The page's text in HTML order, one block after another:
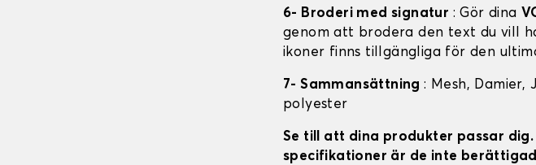
6- Broderi med signatur : Gör dina
genom att brodera den text du vill
ikoner finns tillgängliga för den
7- Sammansättning: Mesh, Damier,
polyester
Se till att dina produkter passar
specifikationer är de inte